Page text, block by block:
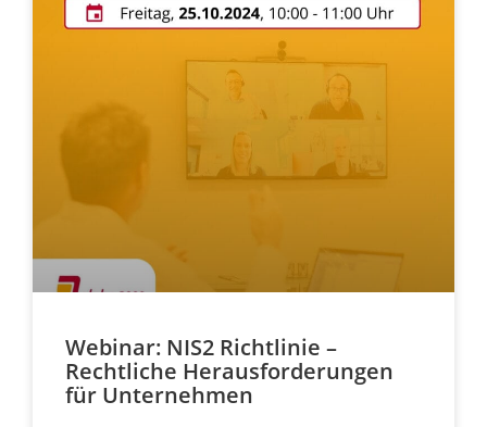
Webinar: NIS2 Richtlinie –
Rechtliche Herausforderungen
für Unternehmen